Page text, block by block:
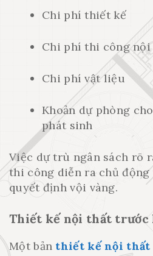
Chi phí thiết kế
Chi phí thi công
Chi phí vật liệu
Khoản dự phòng
phát sinh
Việc dự trù ngân sách rõ
thi công diễn ra chủ động
quyết định vội vàng.
Thiết kế nội thất
Một bản thiết kế nội thất